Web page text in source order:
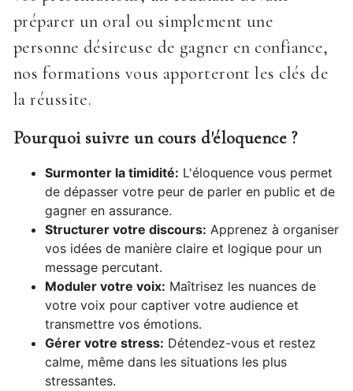
préparer un oral ou simplement une
personne désireuse de gagner en confiance,
nos formations vous apporteront les clés de
la réussite.
Pourquoi suivre un cours d'éloquence ?
Surmonter la timidité: L'éloquence vous permet
de dépasser votre peur de parler en public et de
gagner en assurance.
Structurer votre discours: Apprenez à organiser
vos idées de manière claire et logique pour un
message percutant.
Moduler votre voix: Maîtrisez les nuances de
votre voix pour captiver votre audience et
transmettre vos émotions.
Gérer votre stress: Détendez-vous et restez
calme, même dans les situations les plus
stressantes.